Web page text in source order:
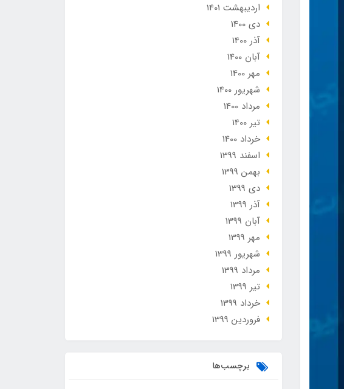
ارديبهشت 1401
دی 1400
آذر 1400
آبان 1400
مهر 1400
شهریور 1400
مرداد 1400
تير 1400
خرداد 1400
اسفند 1399
بهمن 1399
دی 1399
آذر 1399
آبان 1399
مهر 1399
شهریور 1399
مرداد 1399
تير 1399
خرداد 1399
فروردین 1399
برچسب‌ها